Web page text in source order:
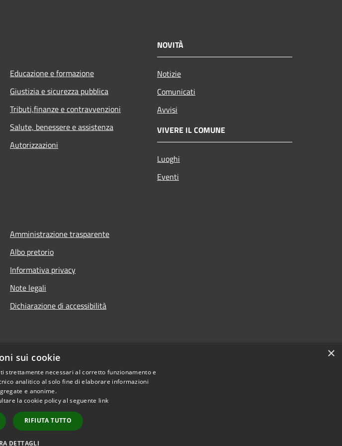
Educazione e formazione
Giustizia e sicurezza pubblica
Tributi,finanze e contravvenzioni
Salute, benessere e assistenza
Autorizzazioni
NOVITÀ
Notizie
Comunicati
Avvisi
VIVERE IL COMUNE
Luoghi
Eventi
Amministrazione trasparente
Albo pretorio
Informativa privacy
Note legali
Dichiarazione di accessibilità
Copyright © 2026 • Comune di Bagni di Lucca • Powered by
×
sui cookie
strettamente necessari al corretto funzionamento e
analitico al solo fine di elaborare informazioni
e anonime.
la cookie policy al seguente link
RIFIUTA TUTTO
DETTAGLI